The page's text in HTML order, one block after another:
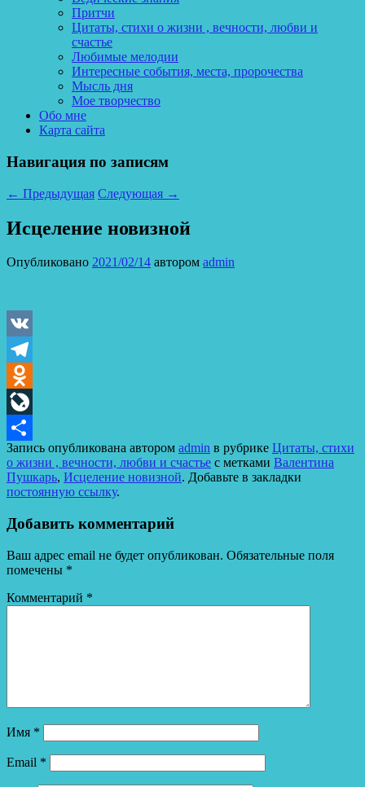
Притчи
Цитаты, стихи о жизни , вечности, любви и
счастье
Любимые мелодии
Интересные события, места, пророчества
Мысль дня
Мое творчество
Обо мне
Карта сайта
Навигация по записям
← Предыдущая Следующая →
Исцеление новизной
Опубликовано 2021/02/14 автором admin
VK
Telegram
Odnoklassniki
LiveJournal
Отправить
Запись опубликована автором admin в рубрике Цитаты, стихи
о жизни , вечности, любви и счастье с метками Валентина
Пушкарь, Исцеление новизной. Добавьте в закладки
постоянную ссылку.
Добавить комментарий
Ваш адрес email не будет опубликован. Обязательные поля
помечены *
Комментарий *
Имя *
Email *